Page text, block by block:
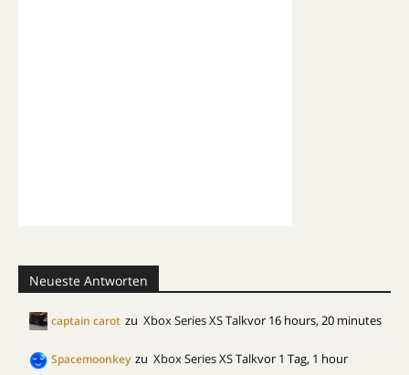
Neueste Antworten
captain carot zu Xbox Series XS Talkvor 16 hours, 20 minutes
Spacemoonkey zu Xbox Series XS Talkvor 1 Tag, 1 hour